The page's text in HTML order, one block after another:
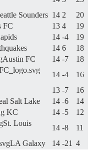
Sounders 14 2
20
FC 13 4
19
14 -4
19
14 6
18
Austin FC 14 -7
18
14 -4
16
13 -7
16
Salt Lake 14 -6
14
KC 14 -5
12
St. Louis
14 -8
11
LA Galaxy 14 -21 4